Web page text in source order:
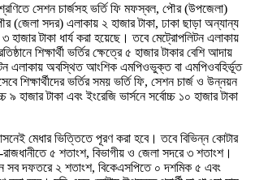
সেশন চার্জসহ ভর্তি ফি মফস্বল, পৌর (উপজেলা)
(জেলা সদর) এলাকায় ২ হাজার টাকা, ঢাকা ছাড়া অন্যান্য
হাজার টাকা ধার্য করা হয়েছে। তবে মেট্রোপলিটন এলাকায়
শিক্ষার্থী ভর্তির ক্ষেত্রে ৫ হাজার টাকার বেশি আদায়
এলাকায় অবস্থিত আংশিক এমপিওভুক্ত বা এমপিওবহির্ভূত
শিক্ষার্থীদের ভর্তির সময় ভর্তি ফি, সেশন চার্জ ও উন্নয়ন
৯ হাজার টাকা এবং ইংরেজি ভার্সনে সর্বোচ্চ ১০ হাজার টাকা
মেধার ভিত্তিতে পূরণ করা হবে। তবে বিভিন্ন কোটার
৫ শতাংশ, বিভাগীয় ও জেলা সদরে ৩ শতাংশ।
সব দফতরে ২ শতাংশ, বিকেএসপিতে ০ দশমিক ৫ এবং